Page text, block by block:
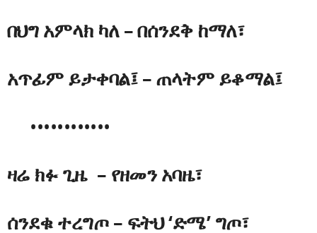
በህግ አምላክ ካለ – በሰንደቅ ከማለ፣
አጥፊም ይታቀባል፤ – ጠላትም ይቆማል፤
••••••••••••
ዛሬ ክፉ ጊዜ – የዘመን አባዜ፣
ሰንደቁ ተረግጦ – ፍትህ ‘ድሜ’ ግጦ፣